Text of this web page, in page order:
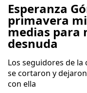
Esperanza
primavera
medias para
desnuda
Los seguidores de la
se cortaron y
con ella